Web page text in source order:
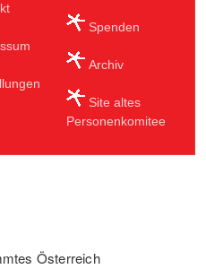
Spenden
Archiv
Site altes
Personenkomitee
Österreich